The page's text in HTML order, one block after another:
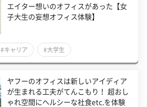
エイター想いのオフィスがあった【女
子大生の妄想オフィス体験】
#キャリア #大学生
ヤフーのオフィスは新しいアイディア
が生まれる工夫がてんこもり！ 超おし
ゃれ空間にヘルシーな社食etc.を体験